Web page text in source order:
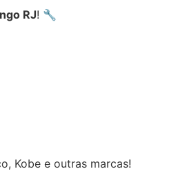
RJ! 🔧
Kobe e outras marcas!